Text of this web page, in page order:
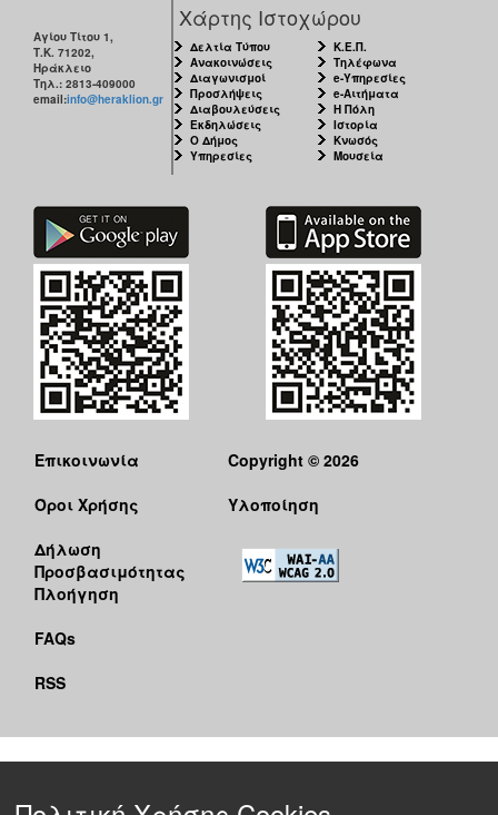
Αγίου Τίτου 1,
Τ.Κ. 71202,
Ηράκλειο
Τηλ.: 2813-409000
email:info@heraklion.gr
Χάρτης Ιστοχώρου
Δελτία Τύπου
Ανακοινώσεις
Διαγωνισμοί
Προσλήψεις
Διαβουλεύσεις
Εκδηλώσεις
Ο Δήμος
Υπηρεσίες
Κ.Ε.Π.
Τηλέφωνα
e-Υπηρεσίες
e-Αιτήματα
Η Πόλη
Ιστορία
Κνωσός
Μουσεία
Επικοινωνία
Όροι Χρήσης
Δήλωση
Προσβασιμότητας
Πλοήγηση
FAQs
RSS
Copyright © 2026
Υλοποίηση